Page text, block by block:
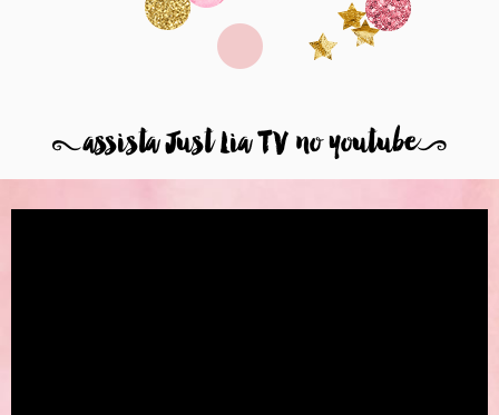
8assista Just Lia TV no youtube9